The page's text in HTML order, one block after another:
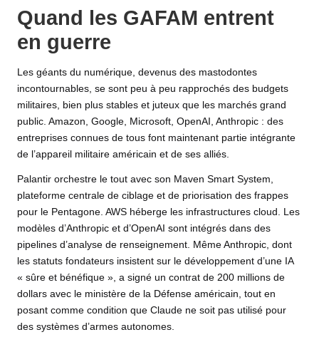
Quand les GAFAM entrent
en guerre
Les géants du numérique, devenus des mastodontes
incontournables, se sont peu à peu rapprochés des budgets
militaires, bien plus stables et juteux que les marchés grand
public. Amazon, Google, Microsoft, OpenAI, Anthropic : des
entreprises connues de tous font maintenant partie intégrante
de l’appareil militaire américain et de ses alliés.
Palantir orchestre le tout avec son Maven Smart System,
plateforme centrale de ciblage et de priorisation des frappes
pour le Pentagone. AWS héberge les infrastructures cloud. Les
modèles d’Anthropic et d’OpenAI sont intégrés dans des
pipelines d’analyse de renseignement. Même Anthropic, dont
les statuts fondateurs insistent sur le développement d’une IA
« sûre et bénéfique », a signé un contrat de 200 millions de
dollars avec le ministère de la Défense américain, tout en
posant comme condition que Claude ne soit pas utilisé pour
des systèmes d’armes autonomes.